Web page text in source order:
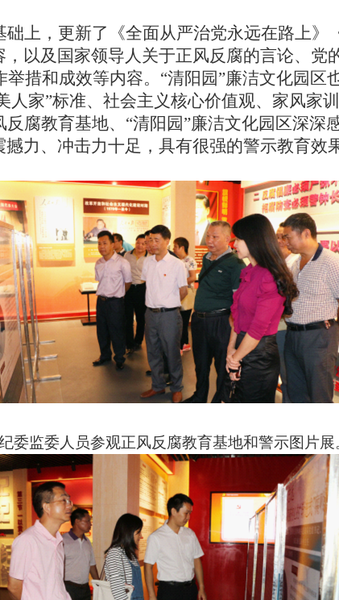
上，更新了《全面从严治党永远在路上》
以及国家领导人关于正风反腐的言论、党
举措和成效等内容。 “清阳园”廉洁文化园区
人家”标准、社会主义核心价值观、家风家
腐教育基地、 “清阳园”廉洁文化园区深深
力、冲击力十足，具有很强的警示教育效
委监委人员参观正风反腐教育基地和警示图片展